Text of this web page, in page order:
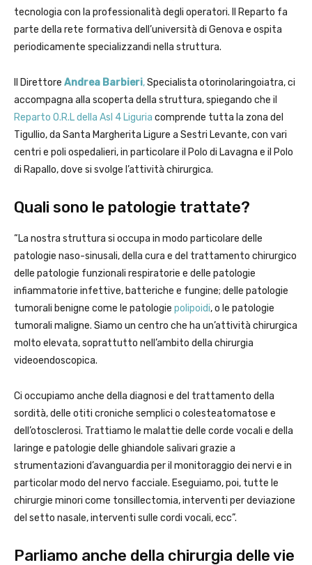
tecnologia con la professionalità degli operatori.
Il Reparto fa
parte della rete formativa dell’università di Genova e ospita
periodicamente specializzandi nella struttura.
Il Direttore Andrea Barbieri,Specialista otorinolaringoiatra, ci
accompagna alla scoperta della struttura, spiegando che il
Reparto O.R.L della Asl 4 Liguria comprende tutta la zona del
Tigullio, da Santa Margherita Ligure a Sestri Levante, con vari
centri e poli ospedalieri, in particolare il Polo di Lavagna e il Polo
di Rapallo, dove si svolge l’attività chirurgica.
Quali sono le patologie trattate?
“La nostra struttura si occupa in modo particolare delle
patologie naso-sinusali, della cura e del trattamento chirurgico
delle patologie funzionali respiratorie e delle patologie
infiammatorie infettive, batteriche e fungine; delle patologie
tumorali benigne come le patologie polipoidi, o le patologie
tumorali maligne. Siamo un centro che ha un’attività chirurgica
molto elevata, soprattutto nell’ambito della chirurgia
videoendoscopica.
Ci occupiamo anche della diagnosi e del trattamento della
sordità, delle otiti croniche semplici o colesteatomatose e
dell’otosclerosi. Trattiamo le malattie delle corde vocali e della
laringe e patologie delle ghiandole salivari grazie a
strumentazioni d’avanguardia per il monitoraggio dei nervi e in
particolar modo del nervo facciale. Eseguiamo, poi, tutte le
chirurgie minori come tonsillectomia, interventi per deviazione
del setto nasale, interventi sulle cordi vocali, ecc”.
Parliamo anche della chirurgia delle vie